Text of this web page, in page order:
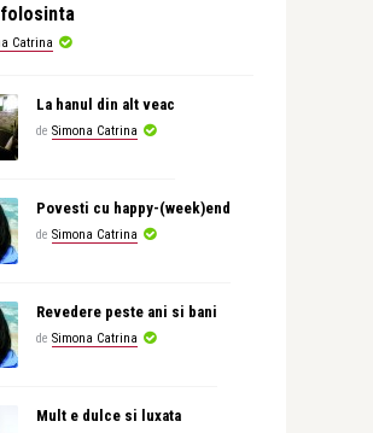
Catrina
La hanul din alt veac
de Simona Catrina
Povesti cu happy-(week)end
de Simona Catrina
Revedere peste ani si bani
de Simona Catrina
Mult e dulce si luxata